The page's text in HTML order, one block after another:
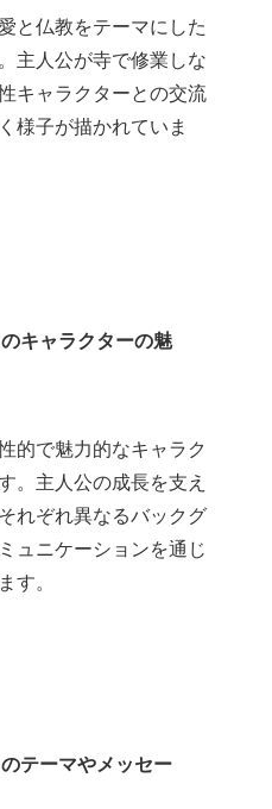
と仏教をテーマにした
主人公が寺で修業しな
キャラクターとの交流
様子が描かれていま
キャラクターの魅
的で魅力的なキャラク
。主人公の成長を支え
れぞれ異なるバックグ
ュニケーションを通じ
す。
テーマやメッセー